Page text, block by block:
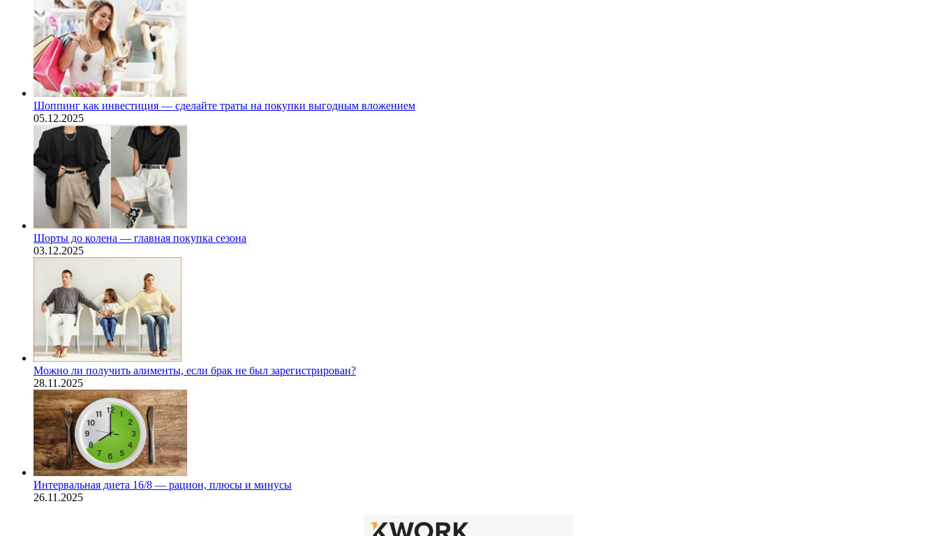
Шоппинг как инвестиция — сделайте траты на покупки выгодным вложением
05.12.2025
Шорты до колена — главная покупка сезона
03.12.2025
Можно ли получить алименты, если брак не был зарегистрирован?
28.11.2025
Интервальная диета 16/8 — рацион, плюсы и минусы
26.11.2025